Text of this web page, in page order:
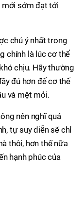
mới sớm đạt tới
chú ý nhất trong
chính là lúc cơ thể
chịu. Hãy thường
đủ hơn để cơ thể
và mệt mỏi.
nên nghĩ quá
tự suy diễn sẽ chỉ
thôi, hơn thế nữa
hạnh phúc của